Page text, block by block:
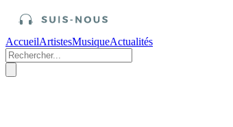
AccueilArtistesMusiqueActualités